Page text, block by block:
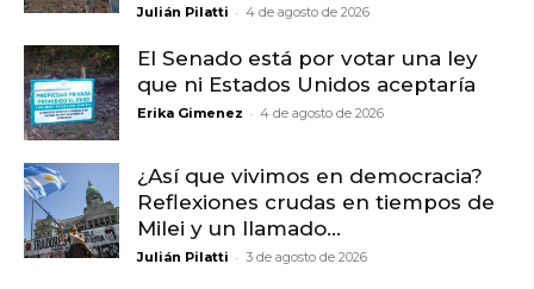
Julián Pilatti - 4 de agosto de 2026
El Senado está por votar una ley
que ni Estados Unidos aceptaría
Erika Gimenez - 4 de agosto de 2026
¿Así que vivimos en democracia?
Reflexiones crudas en tiempos de
Milei y un llamado...
Julián Pilatti - 3 de agosto de 2026